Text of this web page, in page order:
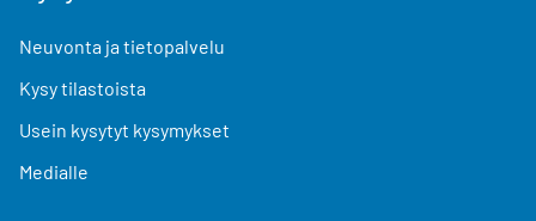
Neuvonta ja tietopalvelu
Kysy tilastoista
Usein kysytyt kysymykset
Medialle